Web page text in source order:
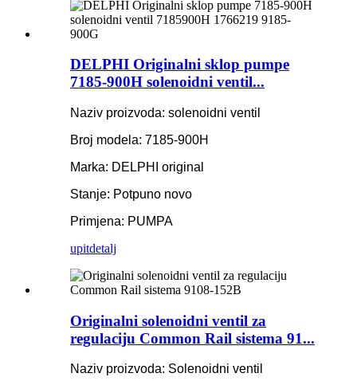
DELPHI Originalni sklop pumpe
7185-900H solenoidni ventil...
Naziv proizvoda: solenoidni ventil
Broj modela: 7185-900H
Marka: DELPHI original
Stanje: Potpuno novo
Primjena: PUMPA
upitdetalj
Originalni solenoidni ventil za
regulaciju Common Rail sistema 91...
Naziv proizvoda: Solenoidni ventil